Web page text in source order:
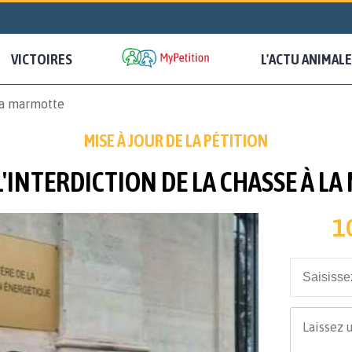
VICTOIRES L'ACTU ANIMALE
marmotte
MISE À JOUR DE LA PÉTITION
DE LA CHASSE À